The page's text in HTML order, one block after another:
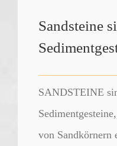
Sandsteine
SANDSTEINE
von Sandkörnern